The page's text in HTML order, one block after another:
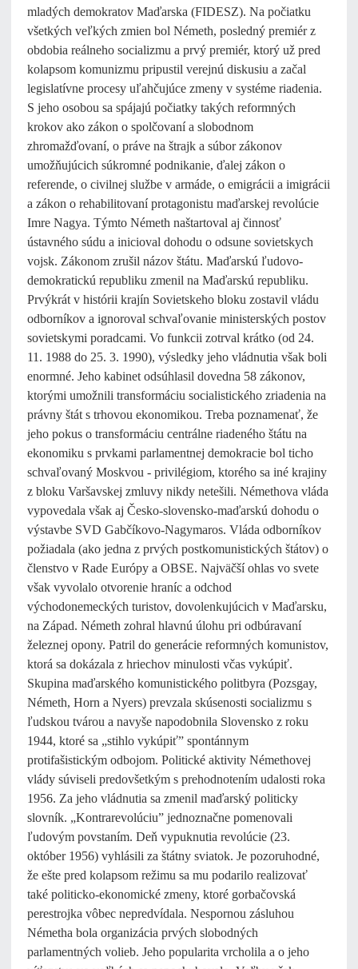
mladých demokratov Maďarska (FIDESZ). Na počiatku
všetkých veľkých zmien bol Németh, posledný premiér z
obdobia reálneho socializmu a prvý premiér, ktorý už pred
kolapsom komunizmu pripustil verejnú diskusiu a začal
legislatívne procesy uľahčujúce zmeny v systéme riadenia.
S jeho osobou sa spájajú počiatky takých reformných
krokov ako zákon o spolčovaní a slobodnom
zhromažďovaní, o práve na štrajk a súbor zákonov
umožňujúcich súkromné podnikanie, ďalej zákon o
referende, o civilnej službe v armáde, o emigrácii a imigrácii
a zákon o rehabilitovaní protagonistu maďarskej revolúcie
Imre Nagya. Týmto Németh naštartoval aj činnosť
ústavného súdu a inicioval dohodu o odsune sovietskych
vojsk. Zákonom zrušil názov štátu. Maďarskú ľudovo-
demokratickú republiku zmenil na Maďarskú republiku.
Prvýkrát v histórii krajín Sovietskeho bloku zostavil vládu
odborníkov a ignoroval schvaľovanie ministerských postov
sovietskymi poradcami. Vo funkcii zotrval krátko (od 24.
11. 1988 do 25. 3. 1990), výsledky jeho vládnutia však boli
enormné. Jeho kabinet odsúhlasil dovedna 58 zákonov,
ktorými umožnili transformáciu socialistického zriadenia na
právny štát s trhovou ekonomikou. Treba poznamenať, že
jeho pokus o transformáciu centrálne riadeného štátu na
ekonomiku s prvkami parlamentnej demokracie bol ticho
schvaľovaný Moskvou - privilégiom, ktorého sa iné krajiny
z bloku Varšavskej zmluvy nikdy netešili. Némethova vláda
vypovedala však aj Česko-slovensko-maďarskú dohodu o
výstavbe SVD Gabčíkovo-Nagymaros. Vláda odborníkov
požiadala (ako jedna z prvých postkomunistických štátov) o
členstvo v Rade Európy a OBSE. Najväčší ohlas vo svete
však vyvolalo otvorenie hraníc a odchod
východonemeckých turistov, dovolenkujúcich v Maďarsku,
na Západ. Németh zohral hlavnú úlohu pri odbúravaní
železnej opony. Patril do generácie reformných komunistov,
ktorá sa dokázala z hriechov minulosti včas vykúpiť.
Skupina maďarského komunistického politbyra (Pozsgay,
Németh, Horn a Nyers) prevzala skúsenosti socializmu s
ľudskou tvárou a navyše napodobnila Slovensko z roku
1944, ktoré sa „stihlo vykúpiť” spontánnym
protifašistickým odbojom. Politické aktivity Némethovej
vlády súviseli predovšetkým s prehodnotením udalosti roka
1956. Za jeho vládnutia sa zmenil maďarský politicky
slovník. „Kontrarevolúciu” jednoznačne pomenovali
ľudovým povstaním. Deň vypuknutia revolúcie (23.
október 1956) vyhlásili za štátny sviatok. Je pozoruhodné,
že ešte pred kolapsom režimu sa mu podarilo realizovať
také politicko-ekonomické zmeny, ktoré gorbačovská
perestrojka vôbec nepredvídala. Nespornou zásluhou
Németha bola organizácia prvých slobodných
parlamentných volieb. Jeho popularita vrcholila a o jeho